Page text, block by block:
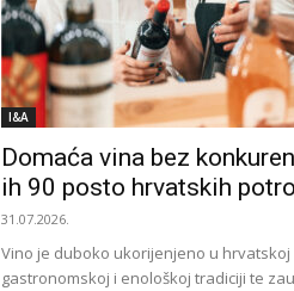
I&A
Domaća vina bez
ih 90 posto hrvatskih
31.07.2026.
Vino je duboko ukorijenjeno u hrvatskoj
gastronomskoj i enološkoj tradiciji te